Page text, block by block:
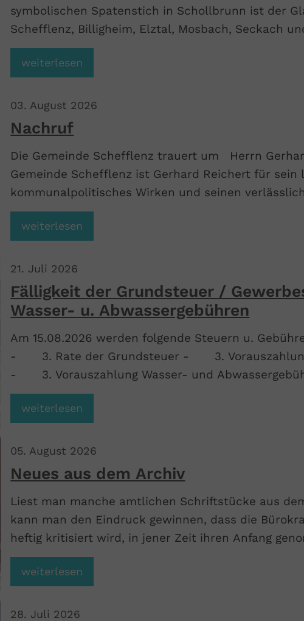
symbolischen Spatenstich in Schollbrunn ist der
Schefflenz, Billigheim, Elztal, Mosbach, Seckach
gestartet. Gemeinsam geht es weiter in Richtung
weiterlesen
03. August 2026
Nachruf
Die Gemeinde Schefflenz trauert um Herrn
Gemeinde Schefflenz ist Gerhard Reichert für sein
kommunalpolitisches Wirken und seinen
Dank verpflichtet. Unser tiefes Mitgefühl gilt
Angehörigen.
weiterlesen
21. Juli 2026
Fälligkeit der Grundsteuer /
Wasser- u. Abwassergebühren
Am 15.08.2026 werden folgende Steuern u.
- 3. Rate der Grundsteuer - 3. Vorauszahlung
- 3. Vorauszahlung Wasser- und
weiterlesen
05. August 2026
Neues aus dem Archiv
Liest man manche amtlichen Schriftstücke aus
kann man den Eindruck gewinnen, dass die
heftig kritisiert wird, in jener Zeit ihren Anfang
weiterlesen
28. Juli 2026